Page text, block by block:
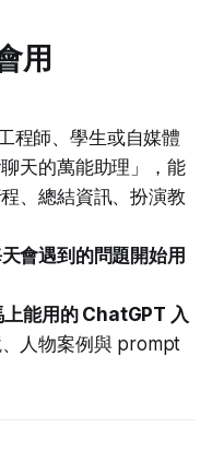
用
程師、學生或自媒體
天的萬能助理」，能
、總結資訊、扮演教
會遇到的問題開始用
上能用的 ChatGPT 入
、人物案例與 prompt